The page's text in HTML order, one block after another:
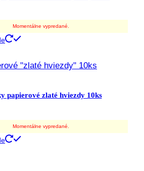
Momentálne vypredané.
papierové zlaté hviezdy 10ks
Momentálne vypredané.